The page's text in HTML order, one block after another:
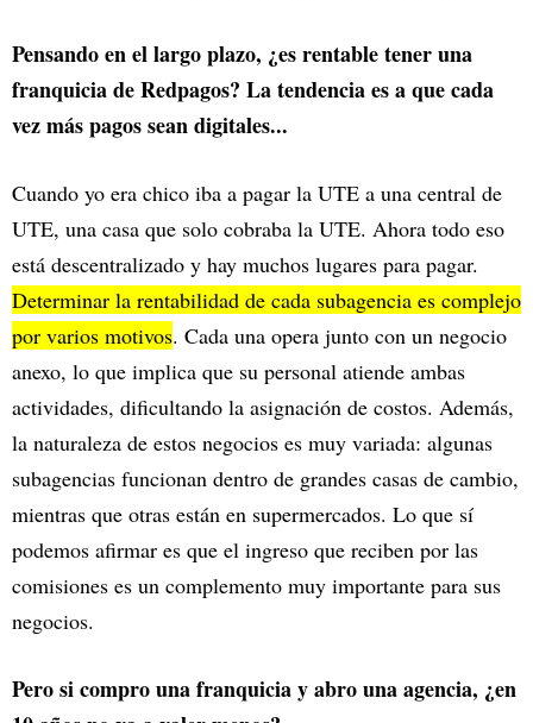
Pensando en el largo plazo, ¿es rentable tener una
franquicia de Redpagos? La tendencia es a que cada
vez más pagos sean digitales...
Cuando yo era chico iba a pagar la UTE a una central de
UTE, una casa que solo cobraba la UTE. Ahora todo eso
está descentralizado y hay muchos lugares para pagar.
Determinar la rentabilidad de cada subagencia es complejo
por varios motivos. Cada una opera junto con un negocio
anexo, lo que implica que su personal atiende ambas
actividades, dificultando la asignación de costos. Además,
la naturaleza de estos negocios es muy variada: algunas
subagencias funcionan dentro de grandes casas de cambio,
mientras que otras están en supermercados. Lo que sí
podemos afirmar es que el ingreso que reciben por las
comisiones es un complemento muy importante para sus
negocios.
Pero si compro una franquicia y abro una agencia, ¿en